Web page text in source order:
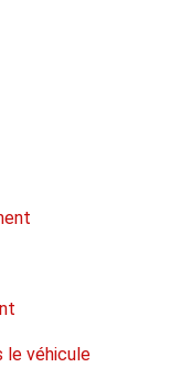
le véhicule